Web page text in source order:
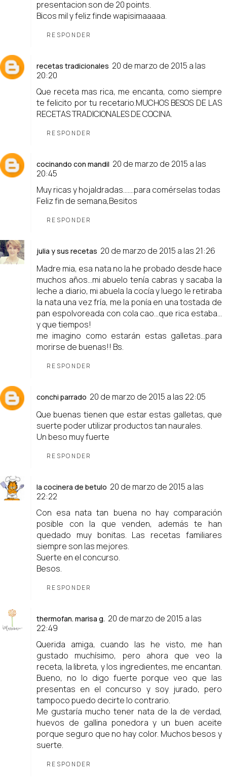
presentacion son de 20 points.
Bicos mil y feliz finde wapisimaaaaa.
RESPONDER
recetas tradicionales 20 de marzo de 2015 a las
20:20
Que receta mas rica, me encanta, como siempre
te felicito por tu recetario.MUCHOS BESOS DE LAS
RECETAS TRADICIONALES DE COCINA.
RESPONDER
cocinando con mandil 20 de marzo de 2015 a las
20:45
Muy ricas y hojaldradas.......para comérselas todas
Feliz fin de semana,Besitos
RESPONDER
julia y sus recetas 20 de marzo de 2015 a las 21:26
Madre mia, esa nata no la he probado desde hace
muchos años...mi abuelo tenía cabras y sacaba la
leche a diario, mi abuela la cocía y luego le retiraba
la nata una vez fría, me la ponía en una tostada de
pan espolvoreada con cola cao...que rica estaba...
y que tiempos!
me imagino como estarán estas galletas...para
morirse de buenas!! Bs.
RESPONDER
conchi parrado 20 de marzo de 2015 a las 22:05
Que buenas tienen que estar estas galletas, que
suerte poder utilizar productos tan naurales.
Un beso muy fuerte
RESPONDER
la cocinera de betulo 20 de marzo de 2015 a las
22:22
Con esa nata tan buena no hay comparación
posible con la que venden, además te han
quedado muy bonitas. Las recetas familiares
siempre son las mejores.
Suerte en el concurso.
Besos.
RESPONDER
thermofan. marisa g. 20 de marzo de 2015 a las
22:49
Querida amiga, cuando las he visto, me han
gustado muchísimo, pero ahora que veo la
receta, la libreta, y los ingredientes, me encantan.
Bueno, no lo digo fuerte porque veo que las
presentas en el concurso y soy jurado, pero
tampoco puedo decirte lo contrario.
Me gustaría mucho tener nata de la de verdad,
huevos de gallina ponedora y un buen aceite
porque seguro que no hay color. Muchos besos y
suerte.
RESPONDER